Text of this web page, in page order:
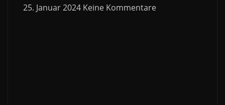
25. Januar 2024 Keine Kommentare